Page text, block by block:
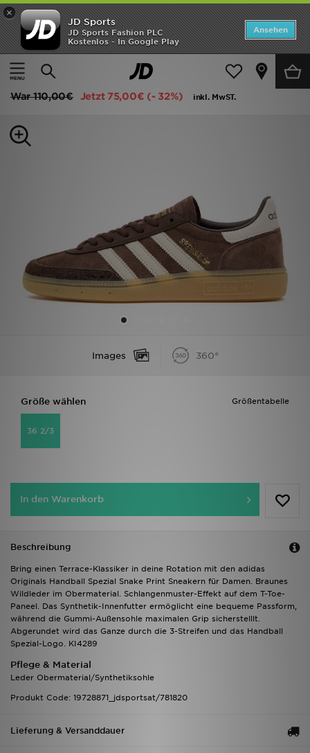
×
JD Sports
JD Sports Fashion PLC
Kostenlos - In Google Play
Ansehen
Startseite
Frauen Frauenschuhe Sneakers
adidas Originals Handball Spezial Snake Print Damen
War110,00€ Jetzt 75,00€ (- 32%) inkl. MwST.
Images 360°
Größentabelle
Größe wählen
36 2/3
In den Warenkorb
Beschreibung
Bring einen Terrace-Klassiker in deine Rotation mit den adidas
Originals Handball Spezial Snake Print Sneakern für Damen. Braunes
Wildleder im Obermaterial. Schlangenmuster-Effekt auf dem T-Toe-
Paneel. Das Synthetik-Innenfutter ermöglicht eine bequeme Passform,
während die Gummi-Außensohle maximalen Grip sicherstelllt.
Abgerundet wird das Ganze durch die 3-Streifen und das Handball
Spezial-Logo. KI4289
Pflege & Material
Leder Obermaterial/Synthetiksohle
Produkt Code: 19728871_jdsportsat/781820
Lieferung & Versanddauer
Startseite
ANGEBOTE
Herren
JD Exklusives
Geschenkkarte
Filialfinder
Meine Nachrichten
Hilfe & Kontakt
Trending Styles